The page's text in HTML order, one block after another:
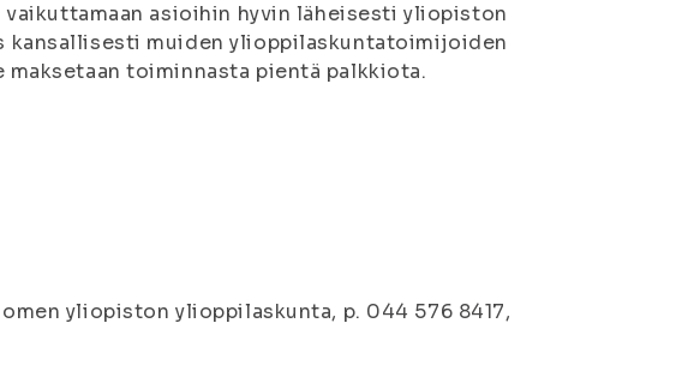
asioihin hyvin läheisesti yliopiston
kansallisesti muiden ylioppilaskuntatoimijoiden
maksetaan toiminnasta pientä palkkiota.
yliopiston ylioppilaskunta, p. 044 576 8417,